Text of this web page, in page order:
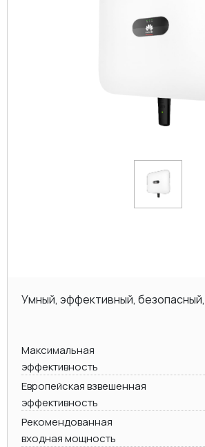
Умный, эффективный,
Максимальная
эффективность
Европейская взвешенная
эффективность
Рекомендованная
входная мощность